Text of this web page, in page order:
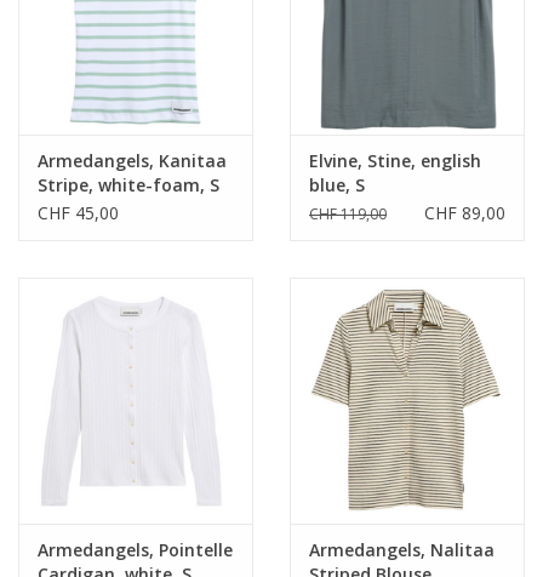
Armedangels, Kanitaa
Stripe, white-foam, S
CHF 45,00
Elvine, Stine, english
blue, S
CHF 119,00 CHF 89,00
Armedangels, Pointelle
Armedangels, Nalitaa